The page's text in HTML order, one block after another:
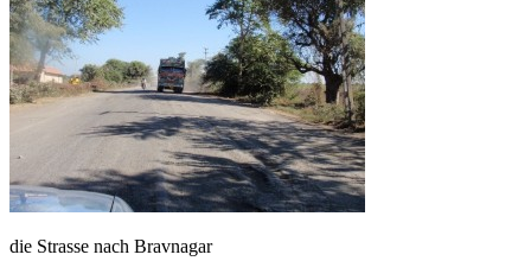
die Strasse nach Bravnagar